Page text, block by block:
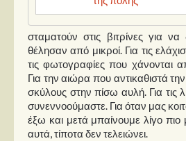
σταματούν στις βιτρίνες για
θέλησαν από μικροί. Για τις
τις φωτογραφίες που χάνονται
Για την αιώρα που αντικαθιστά
σκύλους στην πίσω αυλή. Για τις
συνεννοούμαστε. Για όταν μας
έξω και μετά μπαίνουμε λίγο
αυτά, τίποτα δεν τελειώνει.